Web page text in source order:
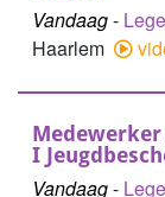
Vandaag-
Haarlem
I
Vandaag-